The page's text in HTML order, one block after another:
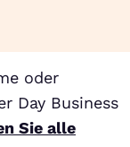
oder
Day Business
Sie alle